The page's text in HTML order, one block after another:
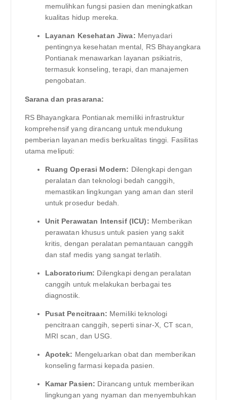
memulihkan fungsi pasien dan meningkatkan
kualitas hidup mereka.
Layanan Kesehatan Jiwa: Menyadari
pentingnya kesehatan mental, RS Bhayangkara
Pontianak menawarkan layanan psikiatris,
termasuk konseling, terapi, dan manajemen
pengobatan.
Sarana dan prasarana:
RS Bhayangkara Pontianak memiliki infrastruktur
komprehensif yang dirancang untuk mendukung
pemberian layanan medis berkualitas tinggi. Fasilitas
utama meliputi:
Ruang Operasi Modern: Dilengkapi dengan
peralatan dan teknologi bedah canggih,
memastikan lingkungan yang aman dan steril
untuk prosedur bedah.
Unit Perawatan Intensif (ICU): Memberikan
perawatan khusus untuk pasien yang sakit
kritis, dengan peralatan pemantauan canggih
dan staf medis yang sangat terlatih.
Laboratorium: Dilengkapi dengan peralatan
canggih untuk melakukan berbagai tes
diagnostik.
Pusat Pencitraan: Memiliki teknologi
pencitraan canggih, seperti sinar-X, CT scan,
MRI scan, dan USG.
Apotek: Mengeluarkan obat dan memberikan
konseling farmasi kepada pasien.
Kamar Pasien: Dirancang untuk memberikan
lingkungan yang nyaman dan menyembuhkan